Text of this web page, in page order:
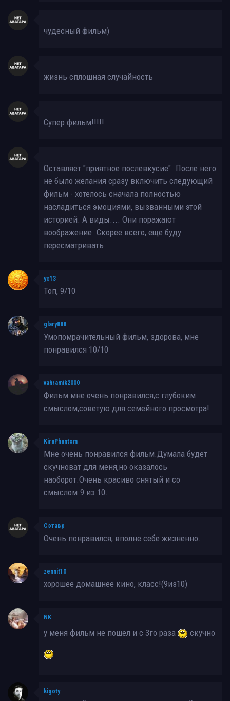
чудесный фильм)
жизнь сплошная случайность
Супер фильм!!!!!
Оставляет "приятное послевкусие". После него
не было желания сразу включить следующий
фильм - хотелось сначала полностью
насладиться эмоциями, вызванными этой
историей. А виды.... Они поражают
воображение. Скорее всего, еще буду
пересматривать
yc13
Топ, 9/10
glary888
Умопомрачительный фильм, здорова, мне
понравился 10/10
vahramik2000
Фильм мне очень понравился,с глубоким
смыслом,советую для семейного просмотра!
KiraPhantom
Мне очень понравился фильм.Думала будет
скучноват для меня,но оказалось
наоборот.Очень красиво снятый и со
смыслом.9 из 10.
Сэтавр
Очень понравился, вполне себе жизненно.
zennit10
хорошее домашнее кино, класс!(9из10)
NK
у меня фильм не пошел и с 3го раза скучно
kigoty